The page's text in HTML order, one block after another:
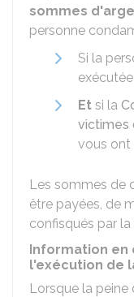
sommes
personne
Si la
Et si la
victimes
vous ont
Les sommes de
être payées, de
confisqués par
Information en
l'exécution de
Lorsque la